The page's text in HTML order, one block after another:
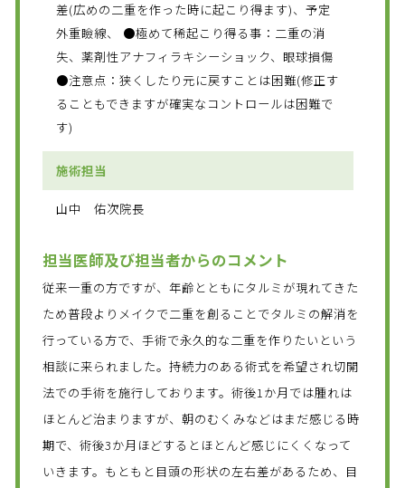
差(広めの二重を作った時に起こり得ます)、予定
外重瞼線、 ●極めて稀起こり得る事：二重の消
失、薬剤性アナフィラキシーショック、眼球損傷
●注意点：狭くしたり元に戻すことは困難(修正す
ることもできますが確実なコントロールは困難で
す)
施術担当
山中 佑次院長
担当医師及び担当者からのコメント
従来一重の方ですが、年齢とともにタルミが現れてきた
ため普段よりメイクで二重を創ることでタルミの解消を
行っている方で、手術で永久的な二重を作りたいという
相談に来られました。持続力のある術式を希望され切開
法での手術を施行しております。術後1か月では腫れは
ほとんど治まりますが、朝のむくみなどはまだ感じる時
期で、術後3か月ほどするとほとんど感じにくくなって
いきます。もともと目頭の形状の左右差があるため、目